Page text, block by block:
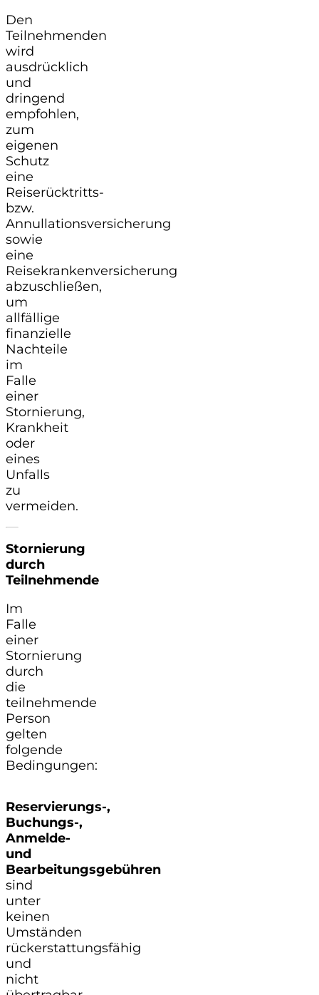
Den
Teilnehmenden
wird
ausdrücklich
und
dringend
empfohlen,
zum
eigenen
Schutz
eine
Reiserücktritts-
bzw.
Annullationsversicherung
sowie
eine
Reisekrankenversicherung
abzuschließen,
um
allfällige
finanzielle
Nachteile
im
Falle
einer
Stornierung,
Krankheit
oder
eines
Unfalls
zu
vermeiden.
Stornierung
durch
Teilnehmende
Im
Falle
einer
Stornierung
durch
die
teilnehmende
Person
gelten
folgende
Bedingungen:
Reservierungs-,
Buchungs-,
Anmelde-
und
Bearbeitungsgebühren
sind
unter
keinen
Umständen
rückerstattungsfähig
und
nicht